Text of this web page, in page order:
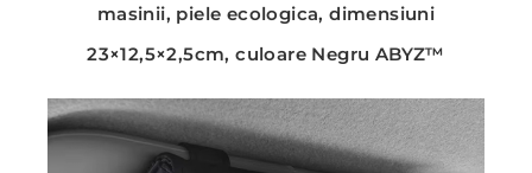
masinii, piele ecologica, dimensiuni
23×12,5×2,5cm, culoare Negru ABYZ™